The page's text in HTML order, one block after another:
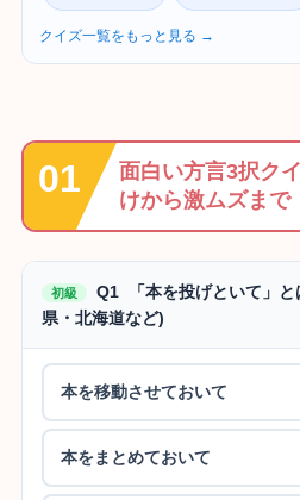
クイズ一覧をもっと見る →
面白い方言3択ク
けから激ムズまで
初級
Q1 「本を投げといて」と
県・北海道など)
本を移動させておいて
本をまとめておいて